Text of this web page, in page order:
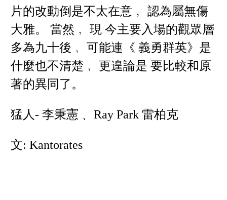
片的改動倒是不太在意﹐ 認為屬無傷
大雅。 當然﹐ 現 今主要入場的觀眾層
多為九十後﹐ 可能連《 義勇群英》是
什麼也不清楚﹐ 更遑論是 要比較和原
著的異同了。
猛人- 李秉憲﹑ Ray Park 雷柏克
文: Kantorates